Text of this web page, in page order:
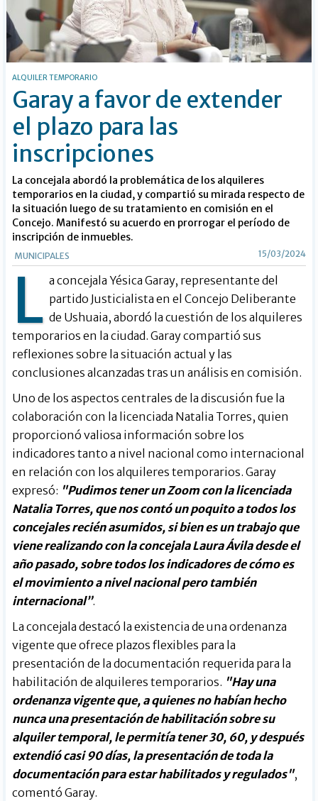
ALQUILER TEMPORARIO
Garay a favor de extender
el plazo para las
inscripciones
La concejala abordó la problemática de los alquileres
temporarios en la ciudad, y compartió su mirada respecto de
la situación luego de su tratamiento en comisión en el
Concejo. Manifestó su acuerdo en prorrogar el período de
inscripción de inmuebles.
MUNICIPALES 15/03/2024
L a concejala Yésica Garay, representante del
partido Justicialista en el Concejo Deliberante
de Ushuaia, abordó la cuestión de los alquileres
temporarios en la ciudad. Garay compartió sus
reflexiones sobre la situación actual y las
conclusiones alcanzadas tras un análisis en comisión.
Uno de los aspectos centrales de la discusión fue la
colaboración con la licenciada Natalia Torres, quien
proporcionó valiosa información sobre los
indicadores tanto a nivel nacional como internacional
en relación con los alquileres temporarios. Garay
expresó: "Pudimos tener un Zoom con la licenciada
Natalia Torres, que nos contó un poquito a todos los
concejales recién asumidos, si bien es un trabajo que
viene realizando con la concejala Laura Ávila desde el
año pasado, sobre todos los indicadores de cómo es
el movimiento a nivel nacional pero también
internacional”.
La concejala destacó la existencia de una ordenanza
vigente que ofrece plazos flexibles para la
presentación de la documentación requerida para la
habilitación de alquileres temporarios. "Hay una
ordenanza vigente que, a quienes no habían hecho
nunca una presentación de habilitación sobre su
alquiler temporal, le permitía tener 30, 60, y después
extendió casi 90 días, la presentación de toda la
documentación para estar habilitados y regulados",
comentó Garay.